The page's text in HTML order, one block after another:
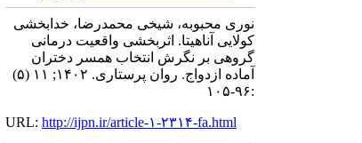
نوری محبوبه، شیخی محمدرضا، خدابخشی
کولایی آناهیتا. اثربخشی واقعیت درمانی
گروهی بر نگرش انتخاب همسر دختران
آماده ازدواج. روان پرستاری. ۱۴۰۲; ۱۱ (۵)
:۹۶-۱۰۵
URL: http://ijpn.ir/article-۱-۲۳۱۴-fa.html